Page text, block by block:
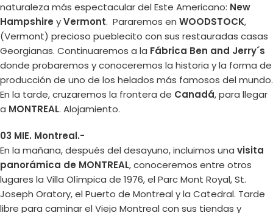
naturaleza más espectacular del Este Americano: New
Hampshire yVermont. Pararemos en WOODSTOCK,
(Vermont) precioso pueblecito con sus restauradas casas
Georgianas. Continuaremos a la Fábrica Ben and Jerry´s
donde probaremos y conoceremos la historia y la forma de
producción de uno de los helados más famosos del mundo.
En la tarde, cruzaremos la frontera de Canadá, para llegar
a MONTREAL. Alojamiento.
03 MIE. Montreal.-
En la mañana, después del desayuno, incluimos una visita
panorámica de MONTREAL, conoceremos entre otros
lugares la Villa Olímpica de 1976, el Parc Mont Royal, St.
Joseph Oratory, el Puerto de Montreal y la Catedral. Tarde
libre para caminar el Viejo Montreal con sus tiendas y